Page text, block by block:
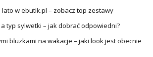
w ebutik.pl – zobacz top zestawy
typ sylwetki – jak dobrać odpowiedni?
bluzkami na wakacje – jaki look jest obecnie